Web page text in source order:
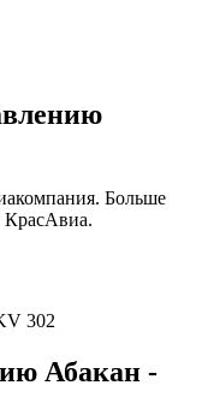
Больше
КрасАвиа.
302
Абакан -